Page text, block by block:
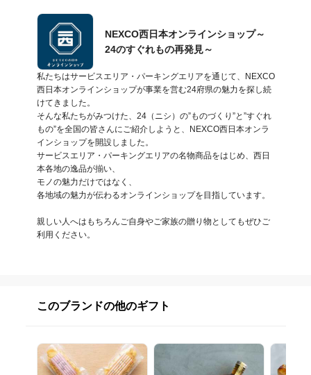
NEXCO西日本オンラインショップ～
24のすぐれもの再発見～
私たちはサービスエリア・パーキングエリアを通じて、NEXCO
西日本オンラインショップが事業を営む24府県の魅力を探し続
けてきました。
そんな私たちがみつけた、24（ニシ）の”ものづくり”と”すぐれ
もの”を全国の皆さんにご紹介しようと、NEXCO西日本オンラ
インショップを開設しました。
サービスエリア・パーキングエリアの名物商品をはじめ、西日
本各地の逸品が揃い、
モノの魅力だけではなく、
各地域の魅力が伝わるオンラインショップを目指しています。
親しい人へはもちろんご自身やご家族の贈り物としてもぜひご
利用ください。
このブランドの他のギフト